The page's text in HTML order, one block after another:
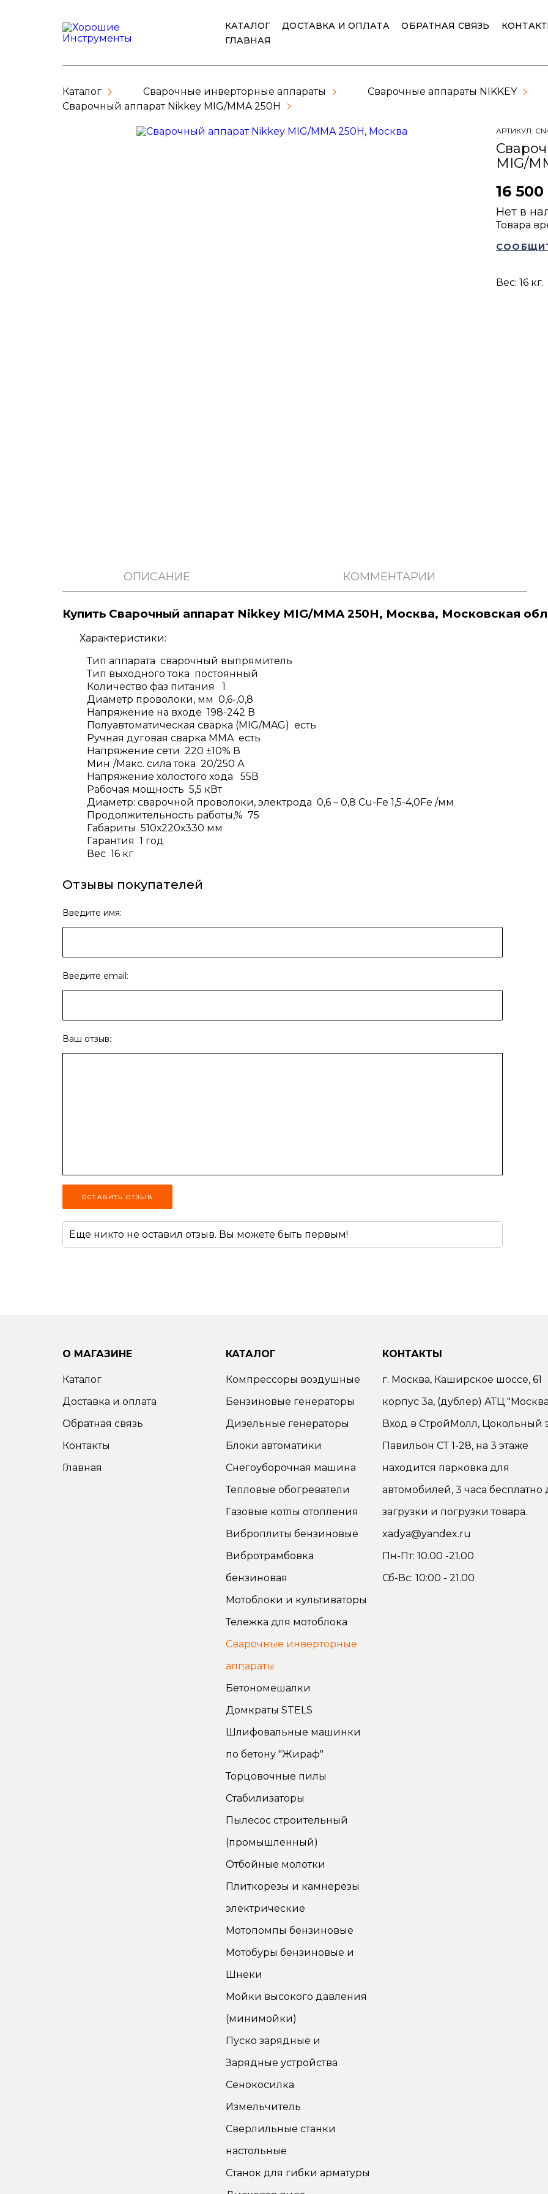
КАТАЛОГ ДОСТАВКА И ОПЛАТА ОБРАТНАЯ СВЯЗЬ
ГЛАВНАЯ
Каталог Сварочные инверторные аппараты
Сварочные аппараты NIKKEY
Сварочный аппарат Nikkey MIG/MMA 250H
АРТИКУЛ:
MIG/
16
Нет в
Товара
Вес: 16 кг.
ОПИСАНИЕ КОММЕНТАРИИ
Купить Сварочный аппарат Nikkey MIG/MMA 250H, Москва, Московская
Характеристики:
Тип аппарата сварочный выпрямитель
Тип выходного тока постоянный
Количество фаз питания 1
Диаметр проволоки, мм 0,6-,0,8
Напряжение на входе 198-242 В
Полуавтоматическая сварка (MIG/MAG) есть
Ручная дуговая сварка MMA есть
Напряжение сети 220 ±10% В
Мин./Макс. сила тока 20/250 А
Напряжение холостого хода 55В
Рабочая мощность 5,5 кВт
Диаметр: сварочной проволоки, электрода 0,6 – 0,8 Cu-Fe 1,5-4,0Fe /мм
Продолжительность работы,% 75
Габариты 510х220х330 мм
Гарантия 1 год
Вес 16 кг
Отзывы покупателей
Введите имя:
Введите email:
Ваш отзыв:
ОСТАВИТЬ ОТЗЫВ
Еще никто не оставил отзыв. Вы можете быть первым!
О МАГАЗИНЕ
Каталог
Доставка и оплата
Обратная связь
Контакты
Главная
КАТАЛОГ
Компрессоры воздушные
Бензиновые генераторы
Дизельные генераторы
Блоки автоматики
Снегоуборочная машина
Тепловые обогреватели
Газовые котлы отопления
Виброплиты бензиновые
Вибротрамбовка
бензиновая
Мотоблоки и культиваторы
Тележка для мотоблока
Сварочные инверторные
аппараты
Бетономешалки
Домкраты STELS
Шлифовальные машинки
по бетону "Жираф"
Торцовочные пилы
Стабилизаторы
Пылесос строительный
(промышленный)
Отбойные молотки
Плиткорезы и камнерезы
электрические
Мотопомпы бензиновые
Мотобуры бензиновые и
Шнеки
Мойки высокого давления
(минимойки)
Пуско зарядные и
Зарядные устройства
Сенокосилка
Измельчитель
Сверлильные станки
настольные
Станок для гибки арматуры
КОНТАКТЫ
г. Москва, Каширское шоссе, 61
корпус 3а, (дублер) АТЦ
Вход в СтройМолл, Цокольный
Павильон СТ 1-28, на 3 этаже
находится парковка для
автомобилей, 3 часа бесплатно
загрузки и погрузки товара.
xadya@yandex.ru
Пн-Пт: 10.00 -21.00
Сб-Вс: 10:00 - 21.00